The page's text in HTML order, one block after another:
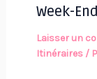
Week-End
Laisser un
Itinéraires/